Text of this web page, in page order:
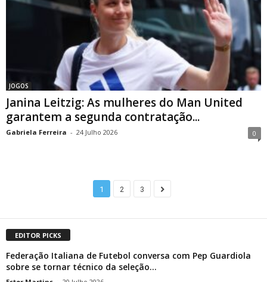
JOGOS
Janina Leitzig: As mulheres do Man United
garantem a segunda contratação...
Gabriela Ferreira - 24 Julho 2026 0
1 2 3
EDITOR PICKS
Federação Italiana de Futebol conversa com Pep Guardiola
sobre se tornar técnico da seleção...